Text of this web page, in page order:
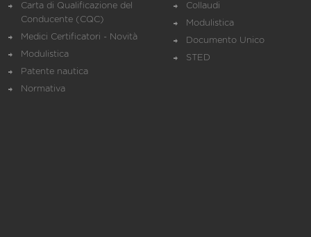
Carta di Qualificazione del
Conducente (CQC)
Medici Certificatori - Novità
Modulistica
Patente nautica
Normativa
Collaudi
Modulistica
Documento Unico
STED